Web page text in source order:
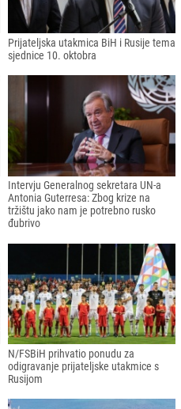
Prijateljska utakmica BiH i Rusije tema
sjednice 10. oktobra
Intervju Generalnog sekretara UN-a
Antonia Guterresa: Zbog krize na
tržištu jako nam je potrebno rusko
đubrivo
N/FSBiH prihvatio ponudu za
odigravanje prijateljske utakmice s
Rusijom